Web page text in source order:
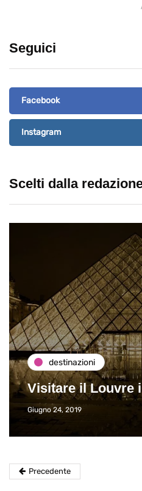
Seguici
Facebook
Instagram
Scelti dalla
destinazioni
Visitare il Louvre
Giugno 24, 2019
Precedente